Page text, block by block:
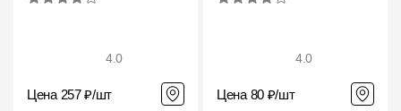
4.0
Цена 257 ₽/шт
4.0
Цена 80 ₽/шт